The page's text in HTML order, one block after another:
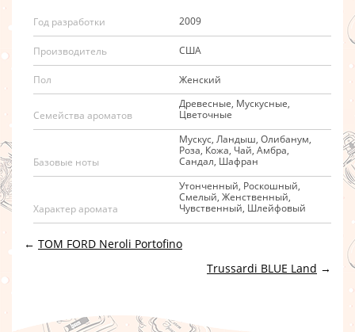
Год разработки 2009
Производитель США
Пол Женский
Семейства ароматов
Древесные, Мускусные,
Цветочные
Базовые ноты
Мускус, Ландыш, Олибанум,
Роза, Кожа, Чай, Амбра,
Сандал, Шафран
Характер аромата
Утонченный, Роскошный,
Смелый, Женственный,
Чувственный, Шлейфовый
← TOM FORD Neroli Portofino
Trussardi BLUE Land →